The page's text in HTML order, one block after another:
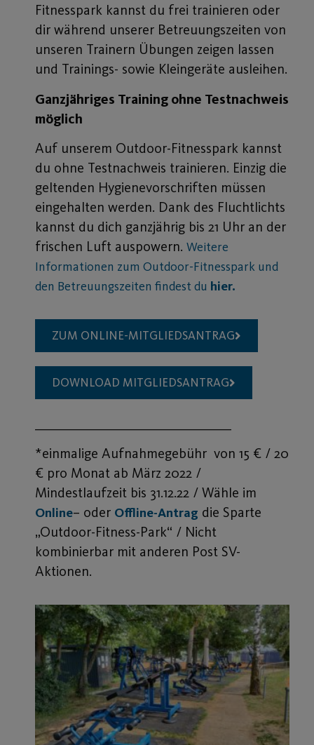
Fitnesspark kannst du frei trainieren oder
dir während unserer Betreuungszeiten von
unseren Trainern Übungen zeigen lassen
und Trainings- sowie Kleingeräte ausleihen.
Ganzjähriges Training ohne Testnachweis
möglich
Auf unserem Outdoor-Fitnesspark kannst
du ohne Testnachweis trainieren. Einzig die
geltenden Hygienevorschriften müssen
eingehalten werden. Dank des Fluchtlichts
kannst du dich ganzjährig bis 21 Uhr an der
frischen Luft auspowern. Weitere
Informationen zum Outdoor-Fitnesspark und
den Betreuungszeiten findest du hier.
ZUM ONLINE-MITGLIEDSANTRAG
DOWNLOAD MITGLIEDSANTRAG
*einmalige Aufnahmegebühr von 15 € / 20
€ pro Monat ab März 2022 /
Mindestlaufzeit bis 31.12.22 / Wähle im
Online– oder Offline-Antrag die Sparte
„Outdoor-Fitness-Park“ / Nicht
kombinierbar mit anderen Post SV-
Aktionen.